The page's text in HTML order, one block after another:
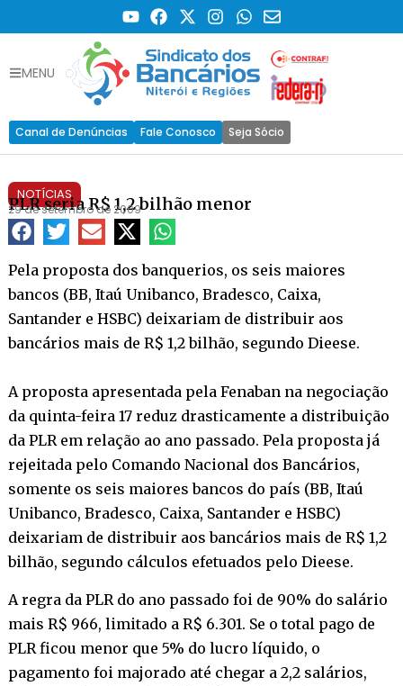
MENU
Canal de Denúncias Fale Conosco Seja Sócio
NOTÍCIAS
PLR seria R$ 1,2 bilhão menor
29 de setembro de 2009
Pela proposta dos banquerios, os seis maiores
bancos (BB, Itaú Unibanco, Bradesco, Caixa,
Santander e HSBC) deixariam de distribuir aos
bancários mais de R$ 1,2 bilhão, segundo Dieese.
A proposta apresentada pela Fenaban na negociação
da quinta-feira 17 reduz drasticamente a distribuição
da PLR em relação ao ano passado. Pela proposta já
rejeitada pelo Comando Nacional dos Bancários,
somente os seis maiores bancos do país (BB, Itaú
Unibanco, Bradesco, Caixa, Santander e HSBC)
deixariam de distribuir aos bancários mais de R$ 1,2
bilhão, segundo cálculos efetuados pelo Dieese.
A regra da PLR do ano passado foi de 90% do salário
mais R$ 966, limitado a R$ 6.301. Se o total pago de
PLR ficou menor que 5% do lucro líquido, o
pagamento foi majorado até chegar a 2,2 salários,